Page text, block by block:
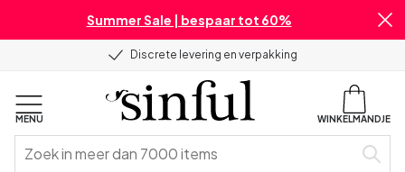
Summer Sale | bespaar tot 60%
Discrete levering en verpakking
MENU WINKELMANDJE